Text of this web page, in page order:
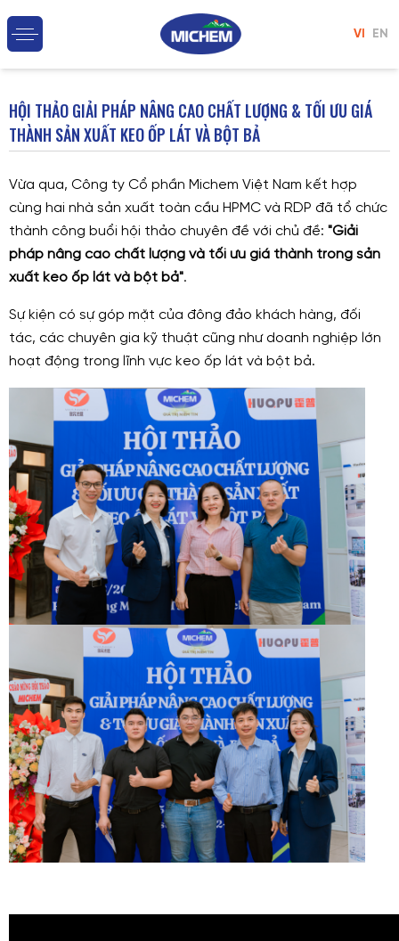
VI EN
HỘI THẢO GIẢI PHÁP NÂNG CAO CHẤT LƯỢNG & TỐI ƯU GIÁ
THÀNH SẢN XUẤT KEO ỐP LÁT VÀ BỘT BẢ
Vừa qua, Công ty Cổ phần Michem Việt Nam kết hợp
cùng hai nhà sản xuất toàn cầu HPMC và RDP đã tổ chức
thành công buổi hội thảo chuyên đề với chủ đề: "Giải
pháp nâng cao chất lượng và tối ưu giá thành trong sản
xuất keo ốp lát và bột bả".
Sự kiện có sự góp mặt của đông đảo khách hàng, đối
tác, các chuyên gia kỹ thuật cũng như doanh nghiệp lớn
hoạt động trong lĩnh vực keo ốp lát và bột bả.